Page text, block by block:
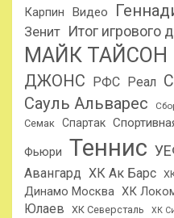
Карпин
Видео
Зенит Итог игрового
МАЙК ТАЙСОН
ДЖОНС
РФС Реал
Сауль Альварес
Семак Спартак
Фьюри Теннис
Авангард ХК Ак Барс
Динамо Москва ХК
Юлаев
ХК Северсталь ХК